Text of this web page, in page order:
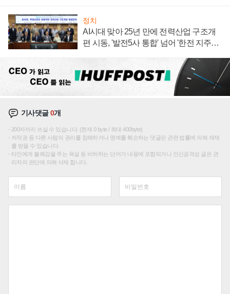
정치
AI시대 맞아 25년 만에 전력산업 구조개
편 시동, '발전5사 통합' 넘어 '한전 지주사'
기사댓글0개
200자까지 쓰실 수 있습니다. (현재 0 byte / 최대 400byte)
저작권 등 다른 사람의 권리를 침해하거나 명예를 훼손하는 댓글은 관련 법률에 의해 제재
를 받을 수 있습니다.
타인에게 불쾌감을 주는 욕설 등 비하하는 단어가 내용에 포함되거나 인신공격성 글은 관
리자의 판단에 의해 삭제 합니다.